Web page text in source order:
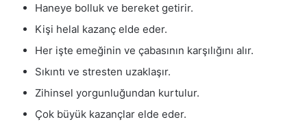
Haneye bolluk ve bereket getirir.
Kişi helal kazanç elde eder.
Her işte emeğinin ve çabasının karşılığını alır.
Sıkıntı ve stresten uzaklaşır.
Zihinsel yorgunluğundan kurtulur.
Çok büyük kazançlar elde eder.